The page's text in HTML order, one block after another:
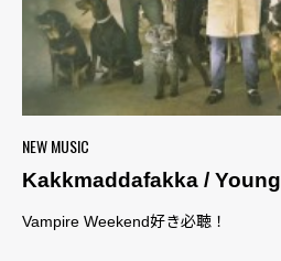
NEW MUSIC
Kakkmaddafakka / Young
Vampire Weekend好き必聴！